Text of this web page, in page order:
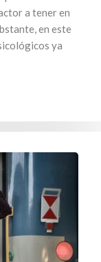
a tener en
en este
ya